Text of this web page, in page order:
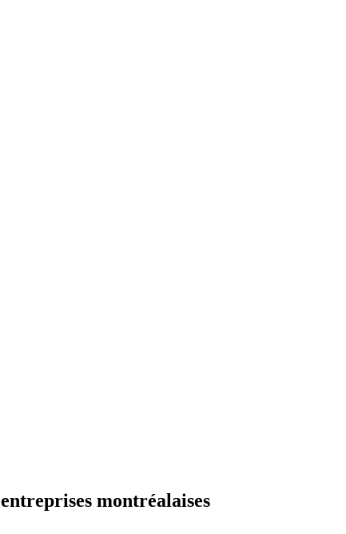
montréalaises